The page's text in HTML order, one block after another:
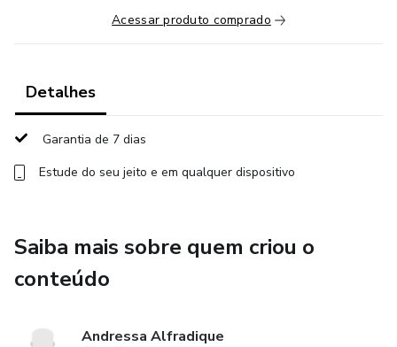
Acessar produto comprado
Detalhes
Garantia de 7 dias
Estude do seu jeito e em qualquer dispositivo
Saiba mais sobre quem criou o
conteúdo
Andressa Alfradique